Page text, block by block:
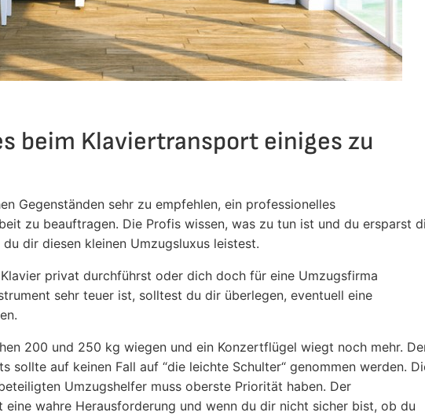
beim Klaviertransport einiges zu
Gegenständen sehr zu empfehlen, ein professionelles
zu beauftragen. Die Profis wissen, was zu tun ist und du ersparst
dir diesen kleinen Umzugsluxus leistest.
privat durchführst oder dich doch für eine Umzugsfirma
sehr teuer ist, solltest du dir überlegen, eventuell eine
200 und 250 kg wiegen und ein Konzertflügel wiegt noch mehr.
sollte auf keinen Fall auf “die leichte Schulter“ genommen werden.
Umzugshelfer muss oberste Priorität haben. Der
wahre Herausforderung und wenn du dir nicht sicher bist, ob du